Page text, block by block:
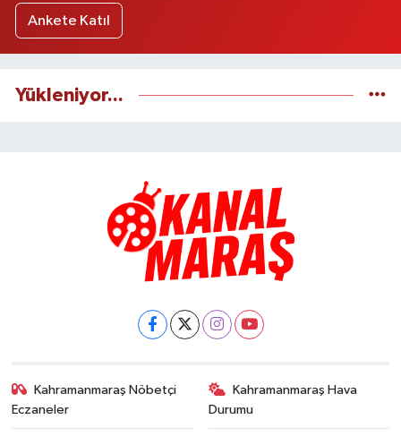
Ankete Katıl
Yükleniyor...
Kahramanmaraş Nöbetçi
Eczaneler
Kahramanmaraş Hava
Durumu